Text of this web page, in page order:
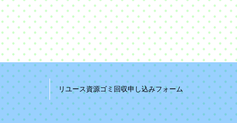
リユース資源ゴミ回収申し込みフォーム